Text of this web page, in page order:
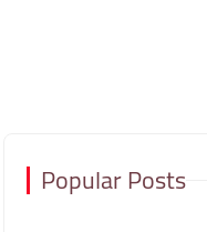
Popular Posts